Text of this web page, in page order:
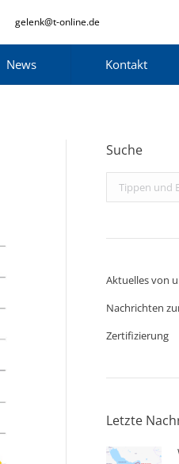
gelenk@t-online.de
News Kontakt
Suche
Search:
Aktuelles von
Nachrichten
Zertifizierung
Letzte